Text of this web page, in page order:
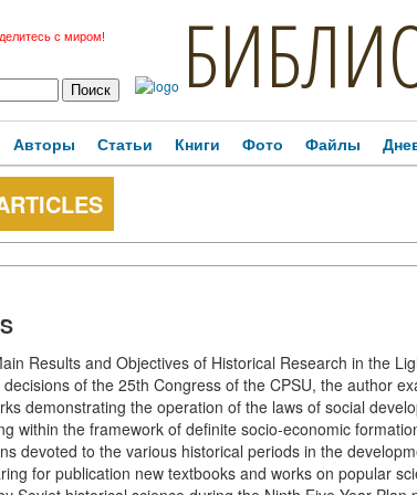
делитесь с миром!
Авторы Статьи Книги Фото Файлы
Results and Objectives of Historical Research in the
of the 25th Congress of the CPSU, the author
demonstrating the operation of the laws of social
within the framework of definite socio-economic
devoted to the various historical periods in the
for publication new textbooks and works on popular